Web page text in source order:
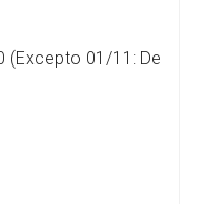
(Excepto 01/11: De